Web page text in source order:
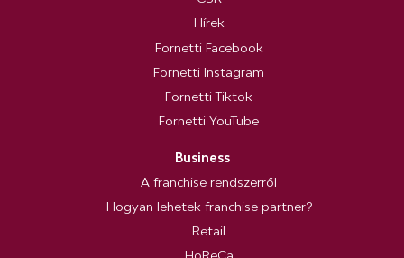
Hírek
Fornetti Facebook
Fornetti Instagram
Fornetti Tiktok
Fornetti YouTube
Business
A franchise rendszerről
Hogyan lehetek franchise partner?
Retail